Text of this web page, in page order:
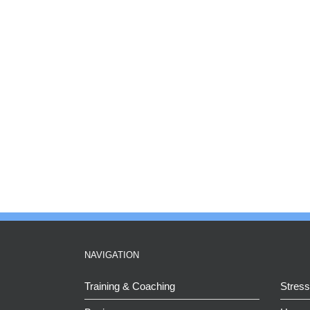
NAVIGATION
Training & Coaching